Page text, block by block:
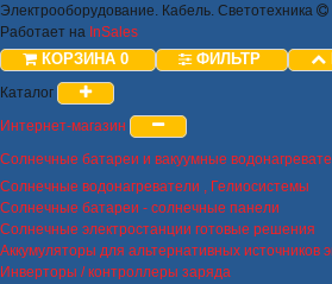
Электрооборудование. Кабель. Светотехника
Работает на InSales
КОРЗИНА 0 ФИЛЬТР
Каталог
Интернет-магазин
Солнечные батареи и вакуумные
Солнечные водонагреватели , Гелиосистемы
Солнечные батареи - солнечные панели
Солнечные электростанции готовые решения
Аккумуляторы для альтернативных источников
Инверторы / контроллеры заряда